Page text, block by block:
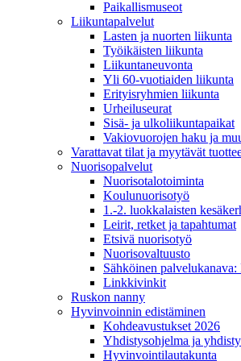
Paikallismuseot
Liikuntapalvelut
Lasten ja nuorten liikunta
Työikäisten liikunta
Liikuntaneuvonta
Yli 60-vuotiaiden liikunta
Erityisryhmien liikunta
Urheiluseurat
Sisä- ja ulkoliikuntapaikat
Vakiovuorojen haku ja
Varattavat tilat ja myytävät
Nuorisopalvelut
Nuorisotalotoiminta
Koulunuorisotyö
1.-2. luokkalaisten
Leirit, retket ja tapahtumat
Etsivä nuorisotyö
Nuorisovaltuusto
Sähköinen palvelukanava:
Linkkivinkit
Ruskon nanny
Hyvinvoinnin edistäminen
Kohdeavustukset 2026
Yhdistysohjelma ja
Hyvinvointilautakunta